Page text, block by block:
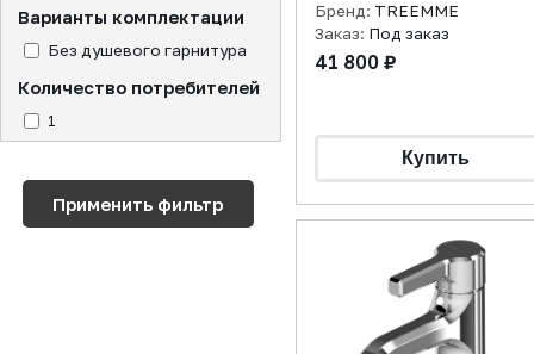
Варианты комплектации
Без душевого гарнитура
Количество потребителей
1
Бренд: TREEMME
Заказ: Под заказ
41 800 ₽